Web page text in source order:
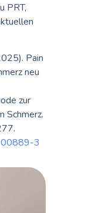
PRT,
Pain
neu
zur
Schmerz.
3